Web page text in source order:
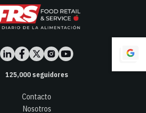
125,000seguidores
Contacto
Nosotros